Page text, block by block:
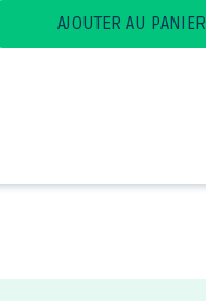
AJOUTER AU PANIER